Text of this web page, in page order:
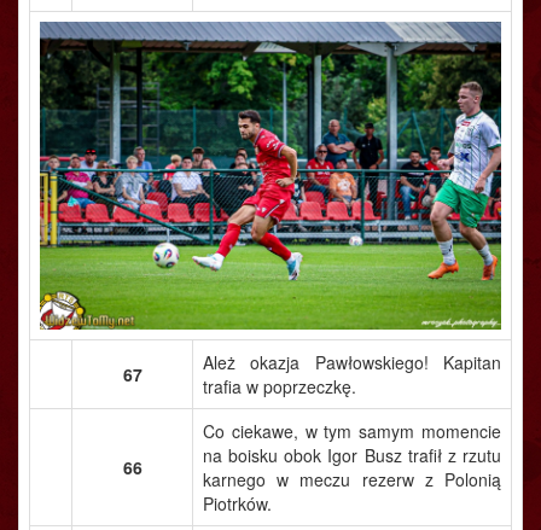
67
Ależ okazja Pawłowskiego! Kapitan
trafia w poprzeczkę.
66
Co ciekawe, w tym samym momencie
na boisku obok Igor Busz trafił z rzutu
karnego w meczu rezerw z Polonią
Piotrków.